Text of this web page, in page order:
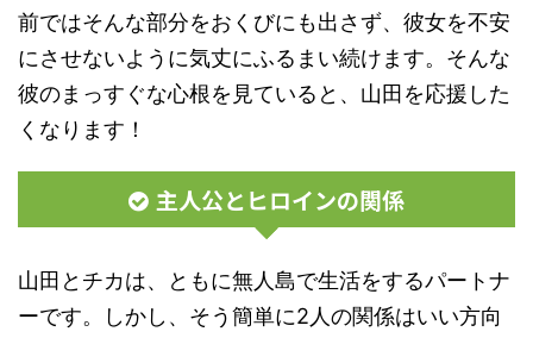
前ではそんな部分をおくびにも出さず、彼女を不安
にさせないように気丈にふるまい続けます。そんな
彼のまっすぐな心根を見ていると、山田を応援した
くなります！
主人公とヒロインの関係
山田とチカは、ともに無人島で生活をするパートナ
ーです。しかし、そう簡単に2人の関係はいい方向